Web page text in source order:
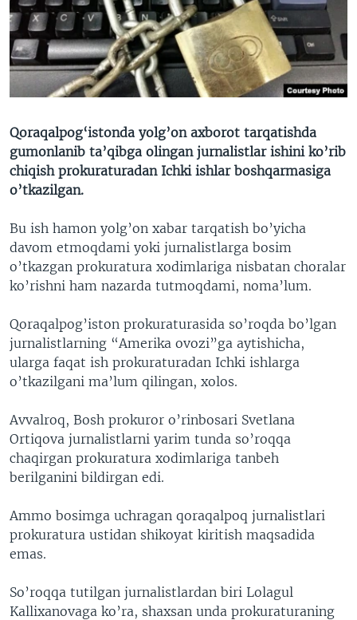
VIDEO
XABARLAR SURATLARDA
ODNOKLASSNIKI
TELEGRAM
TWITTER
SOUNDCLOUD
VOA
Qoraqalpog‘istonda yolg’on axborot tarqatishda
gumonlanib ta’qibga olingan jurnalistlar ishini ko’rib
chiqish prokuraturadan Ichki ishlar boshqarmasiga
o’tkazilgan.
Bu ish hamon yolg’on xabar tarqatish bo’yicha
davom etmoqdami yoki jurnalistlarga bosim
o’tkazgan prokuratura xodimlariga nisbatan choralar
ko’rishni ham nazarda tutmoqdami, noma’lum.
Qoraqalpog’iston prokuraturasida so’roqda bo’lgan
jurnalistlarning “Amerika ovozi”ga aytishicha,
ularga faqat ish prokuraturadan Ichki ishlarga
o’tkazilgani ma’lum qilingan, xolos.
Avvalroq, Bosh prokuror o’rinbosari Svetlana
Ortiqova jurnalistlarni yarim tunda so’roqqa
chaqirgan prokuratura xodimlariga tanbeh
berilganini bildirgan edi.
Ammo bosimga uchragan qoraqalpoq jurnalistlari
prokuratura ustidan shikoyat kiritish maqsadida
emas.
So’roqqa tutilgan jurnalistlardan biri Lolagul
Kallixanovaga ko’ra, shaxsan unda prokuraturaning